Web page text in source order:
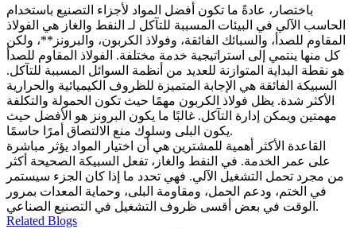
باختصار، عادةً ما تكون أفضل المواد لأجزاء التصنيع باستخدام
الحاسب الآلي في البيئات المسببة للتآكل لـ النفط والغاز هي الفولاذ
المقاوم للصدأ ، و السبائك الفائقة، وفولاذ الكربون، و البرونز**، ولكن
كل منها ينتمي إلى استراتيجية خدمة مختلفة. الفولاذ المقاوم للصدأ
هو نقطة البداية المتوازنة للعديد من أنظمة السوائل المسببة للتآكل.
السبيكة الفائقة هي الإجابة المتميزة للظروف الكيميائية والحرارية
الأكثر شدة. يظل فولاذ الكربون مهمًا حيث تكون الحمولة والتكلفة
مهمتين ويمكن إدارة التآكل. غالبًا ما يكون البرونز هو الأفضل حيث
يكون البلى وسلوك منع الالتصاق أمرًا حاسمًا.
القاعدة الأكثر أهمية للمشترين هي أن اختيار المواد يؤثر مباشرة
على عمر الخدمة. في النفط والغاز، تفعل السبيكة الصحيحة أكثر
من مجرد تحمل التشغيل الآلي. فهي تحدد ما إذا كان الجزء سيستمر
في الختم، ودعم الحمل، ومقاومة البلى، وحماية المعدات بمرور
الوقت في بعض أقسى ظروف التشغيل في التصنيع الصناعي.
Related Blogs